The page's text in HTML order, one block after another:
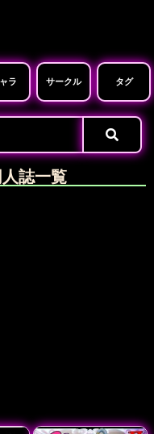
ラ サークル タグ
誌一覧